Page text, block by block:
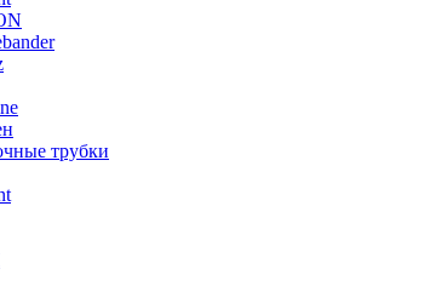
трубки